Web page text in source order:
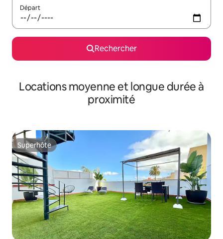
Départ
Rechercher
Locations moyenne et longue durée à
proximité
Superhôte
Superhôte